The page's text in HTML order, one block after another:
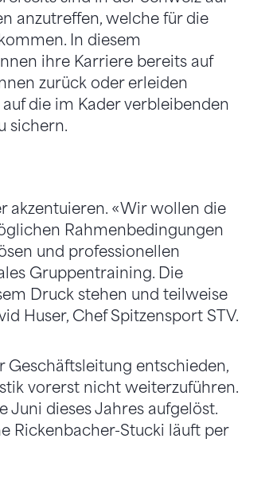
anzutreffen, welche für die
In diesem
ihre Karriere bereits auf
zurück oder erleiden
die im Kader verbleibenden
sichern.
akzentuieren. «Wir wollen die
Rahmenbedingungen
und professionellen
Gruppentraining. Die
Druck stehen und teilweise
Huser, Chef Spitzensport STV.
Geschäftsleitung entschieden,
vorerst nicht weiterzuführen.
dieses Jahres aufgelöst.
Rickenbacher-Stucki läuft per